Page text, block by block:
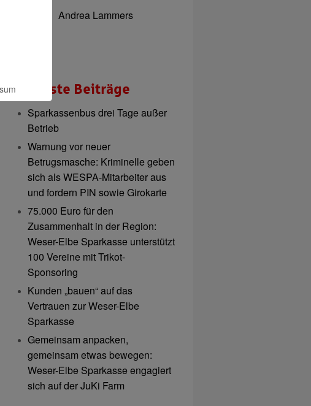
Andrea Lammers
Neueste Beiträge
Sparkassenbus drei Tage außer
Betrieb
Warnung vor neuer
Betrugsmasche: Kriminelle geben
sich als WESPA-Mitarbeiter aus
und fordern PIN sowie Girokarte
75.000 Euro für den
Zusammenhalt in der Region:
Weser-Elbe Sparkasse unterstützt
100 Vereine mit Trikot-
Sponsoring
Kunden „bauen“ auf das
Vertrauen zur Weser-Elbe
Sparkasse
Gemeinsam anpacken,
gemeinsam etwas bewegen:
Weser-Elbe Sparkasse engagiert
sich auf der JuKi Farm